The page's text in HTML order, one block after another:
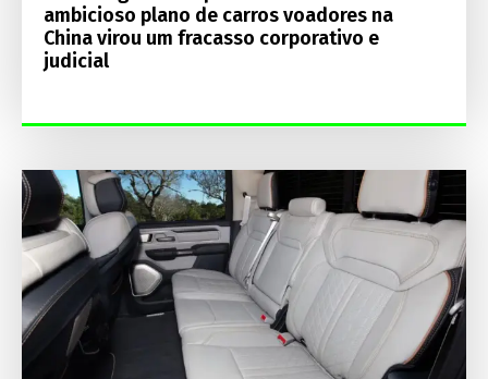
ambicioso plano de carros voadores na
China virou um fracasso corporativo e
judicial